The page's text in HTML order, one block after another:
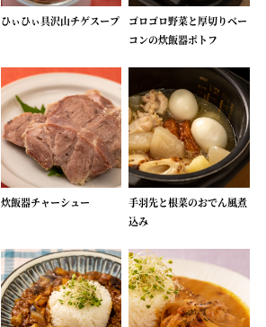
ひぃひぃ具沢山チゲスープ
ゴロゴロ野菜と厚切りベー
コンの炊飯器ポトフ
炊飯器チャーシュー
手羽先と根菜のおでん風煮
込み